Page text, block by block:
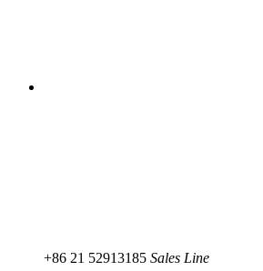
+86 21 52913185 Sales Line